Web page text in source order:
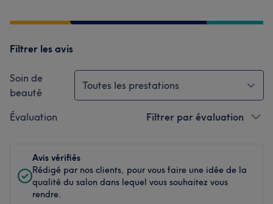
Filtrer les avis
Soin de
beauté
Toutes les prestations
Évaluation Filtrer par évaluation
Avis vérifiés
Rédigé par nos clients, pour vous faire une idée de la
qualité du salon dans lequel vous souhaitez vous
rendre.